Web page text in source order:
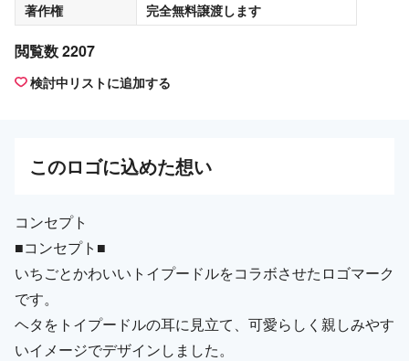
著作権
完全無料譲渡します
閲覧数 2207
検討中リストに追加する
このロゴに込めた想い
コンセプト
■コンセプト■
いちごとかわいいトイプードルをコラボさせたロゴマーク
です。
ヘタをトイプードルの耳に見立て、可愛らしく親しみやす
いイメージでデザインしました。